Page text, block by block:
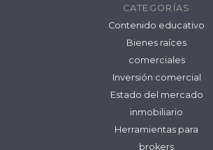
CATEGORÍAS
Contenido educativo
Bienes raíces
comerciales
Inversión comercial
Estado del mercado
inmobiliario
Herramientas para
brokers